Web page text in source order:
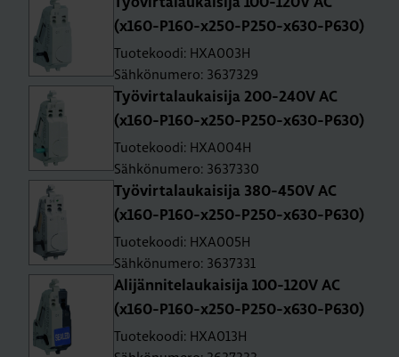
Työ­vir­ta­lau­kai­si­ja 100-120V AC
(x160-P160-x250-P250-x630-P630)
Tuotekoodi: HXA003H
Sähkönumero: 3637329
Työ­vir­ta­lau­kai­si­ja 200-240V AC
(x160-P160-x250-P250-x630-P630)
Tuotekoodi: HXA004H
Sähkönumero: 3637330
Työ­vir­ta­lau­kai­si­ja 380-450V AC
(x160-P160-x250-P250-x630-P630)
Tuotekoodi: HXA005H
Sähkönumero: 3637331
Ali­jän­ni­te­lau­kai­si­ja 100-120V AC
(x160-P160-x250-P250-x630-P630)
Tuotekoodi: HXA013H